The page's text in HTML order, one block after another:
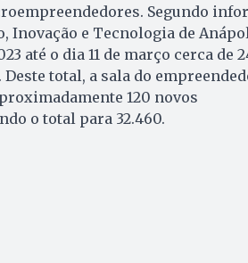
Segundo
Inovação e Tecnologia de
até o dia 11 de março cerca de
total, a sala do
120 novos
o total para 32.460.